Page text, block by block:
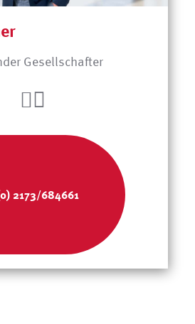
Gesellschafter
2173/684661